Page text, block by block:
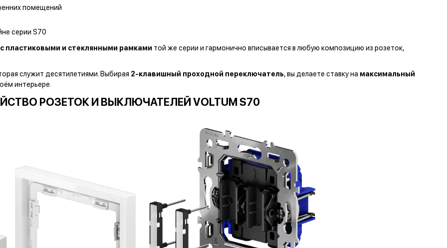
помещений
серии S70
пластиковыми и стеклянными рамками той же серии и гармонично вписывается в любую композицию из розеток,
служит десятилетиями.Выбирая 2-клавишный проходной переключатель, вы делаете ставку на максимальный
интерьере.
РОЗЕТОК И ВЫКЛЮЧАТЕЛЕЙ VOLTUM S70